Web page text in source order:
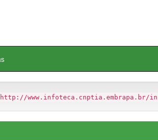
http://www.infoteca.cnptia.embrapa.br/